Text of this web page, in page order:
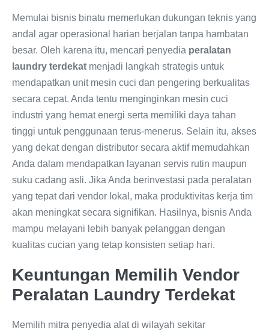
Memulai bisnis binatu memerlukan dukungan teknis yang
andal agar operasional harian berjalan tanpa hambatan
besar. Oleh karena itu, mencari penyedia peralatan
laundry terdekat menjadi langkah strategis untuk
mendapatkan unit mesin cuci dan pengering berkualitas
secara cepat. Anda tentu menginginkan mesin cuci
industri yang hemat energi serta memiliki daya tahan
tinggi untuk penggunaan terus-menerus. Selain itu, akses
yang dekat dengan distributor secara aktif memudahkan
Anda dalam mendapatkan layanan servis rutin maupun
suku cadang asli. Jika Anda berinvestasi pada peralatan
yang tepat dari vendor lokal, maka produktivitas kerja tim
akan meningkat secara signifikan. Hasilnya, bisnis Anda
mampu melayani lebih banyak pelanggan dengan
kualitas cucian yang tetap konsisten setiap hari.
Keuntungan Memilih Vendor
Peralatan Laundry Terdekat
Memilih mitra penyedia alat di wilayah sekitar